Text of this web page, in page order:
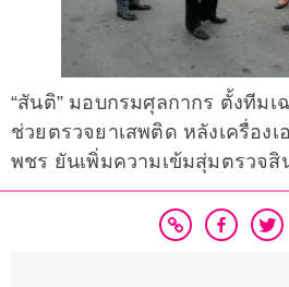
“สันติ” มอบกรมศุลกากร ตั้งทีมเ
ช่วยตรวจยาเสพติด หลังเครื่อง
พชร ยันเพิ่มความเข้มสุ่มตรวจสิ